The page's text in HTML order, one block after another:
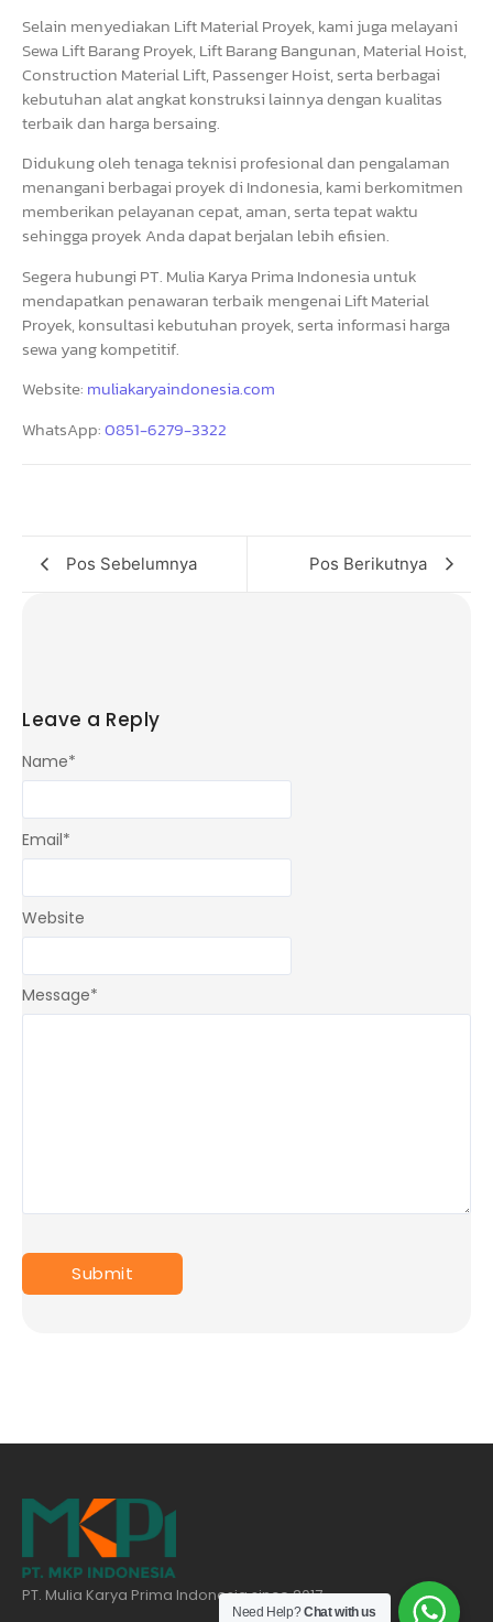
Selain menyediakan Lift Material Proyek, kami juga melayani
Sewa Lift Barang Proyek, Lift Barang Bangunan, Material Hoist,
Construction Material Lift, Passenger Hoist, serta berbagai
kebutuhan alat angkat konstruksi lainnya dengan kualitas
terbaik dan harga bersaing.
Didukung oleh tenaga teknisi profesional dan pengalaman
menangani berbagai proyek di Indonesia, kami berkomitmen
memberikan pelayanan cepat, aman, serta tepat waktu
sehingga proyek Anda dapat berjalan lebih efisien.
Segera hubungi PT. Mulia Karya Prima Indonesia untuk
mendapatkan penawaran terbaik mengenai Lift Material
Proyek, konsultasi kebutuhan proyek, serta informasi harga
sewa yang kompetitif.
Website: muliakaryaindonesia.com
WhatsApp:0851-6279-3322
Pos Sebelumnya Pos Berikutnya
Leave a Reply
Message*
Name*
Email*
Website
PT. Mulia Karya Prima Indonesia since 2017
Need Help?Chat with us